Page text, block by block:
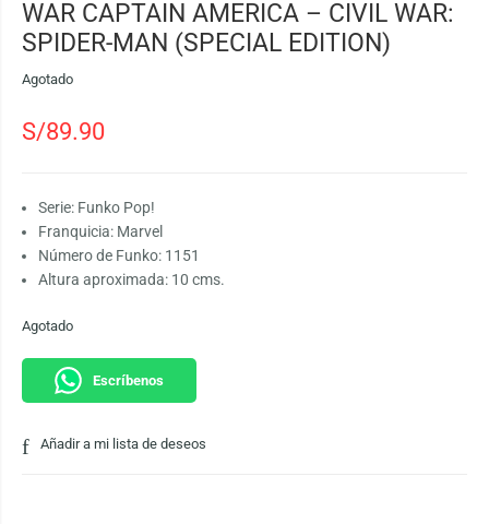
WAR CAPTAIN AMERICA – CIVIL WAR:
SPIDER-MAN (SPECIAL EDITION)
Agotado
S/89.90
Serie: Funko Pop!
Franquicia: Marvel
Número de Funko: 1151
Altura aproximada: 10 cms.
Agotado
Escríbenos
Añadir a mi lista de deseos